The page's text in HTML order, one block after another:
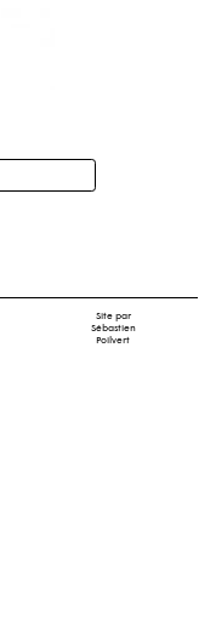
Site par
Sébastien
Poilvert